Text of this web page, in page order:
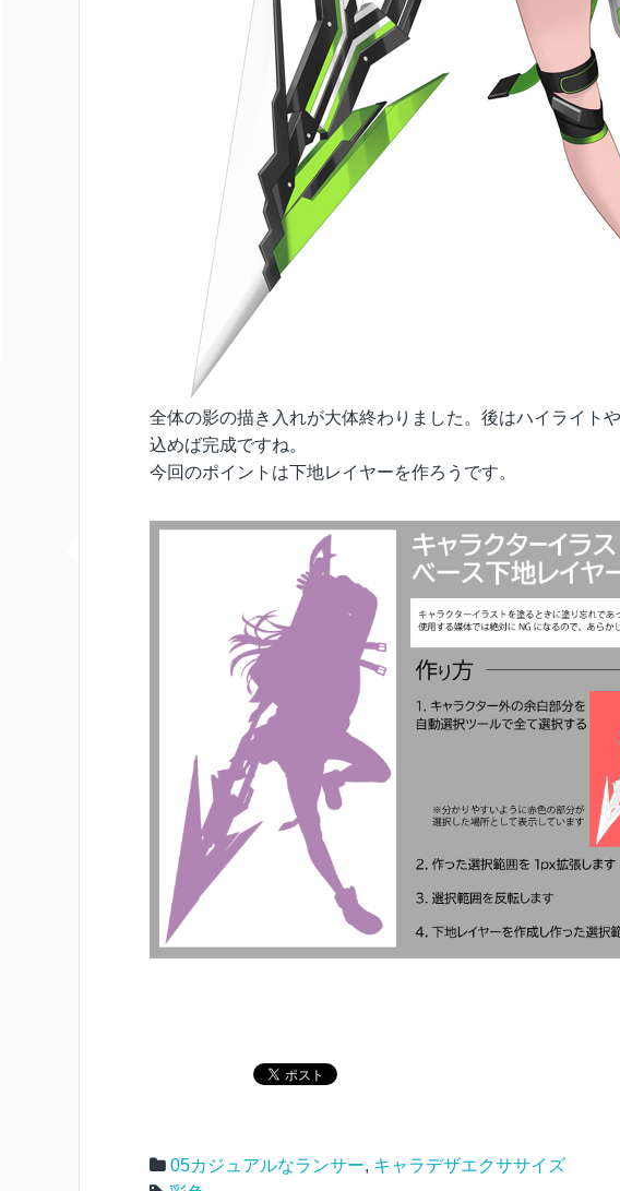
全体の影の描き入れが大体終わりました。後はハイライト
込めば完成ですね。
今回のポイントは下地レイヤーを作ろうです。
05カジュアルなランサー, キャラデザエクササイズ